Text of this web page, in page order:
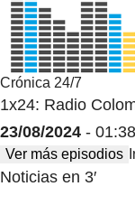
Crónica 24/7
1x24: Radio
23/08/2024 -
Ver más episodios
Noticias en 3′